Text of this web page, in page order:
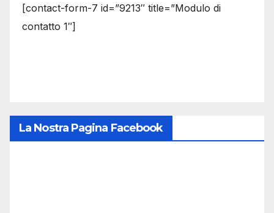
[contact-form-7 id=”9213″ title=”Modulo di
contatto 1″]
La Nostra Pagina Facebook